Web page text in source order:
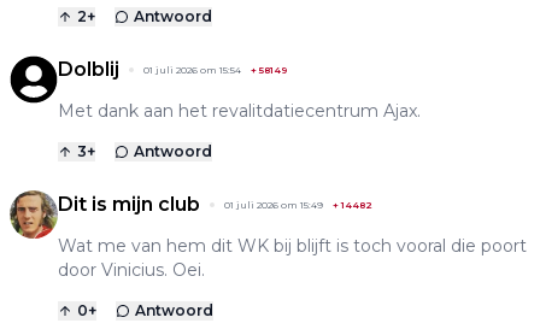
2+ Antwoord
Dolblij 01 juli 2026 om 15:54 + 58149
Met dank aan het revalitdatiecentrum Ajax.
3+ Antwoord
Dit is mijn club 01 juli 2026 om 15:49 +14482
Wat me van hem dit WK bij blijft is toch vooral die poort
door Vinicius. Oei.
0+ Antwoord